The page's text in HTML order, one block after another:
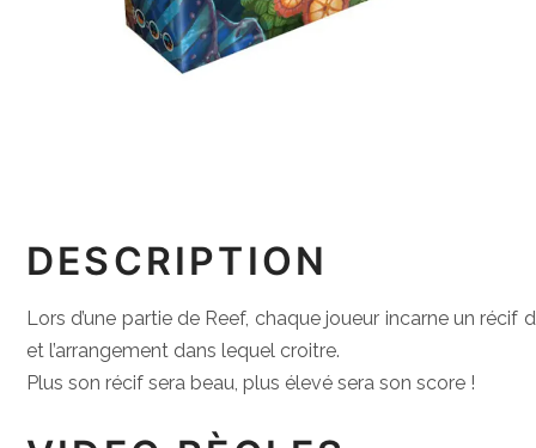
DESCRIPTION
Lors d’une partie de Reef, chaque joueur incarne un
et l’arrangement dans lequel croitre.
Plus son récif sera beau, plus élevé sera son score !